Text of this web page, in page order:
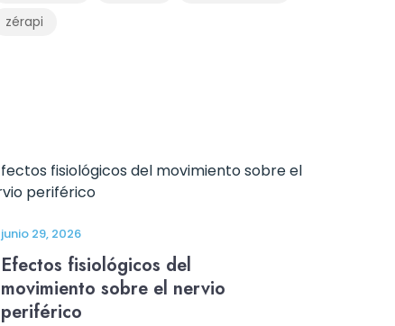
zérapi
junio 29, 2026
Efectos fisiológicos del
movimiento sobre el nervio
periférico